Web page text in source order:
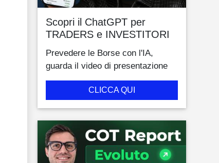
Scopri il ChatGPT per
TRADERS e INVESTITORI
Prevedere le Borse con l'IA,
guarda il video di presentazione
CLICCA QUI